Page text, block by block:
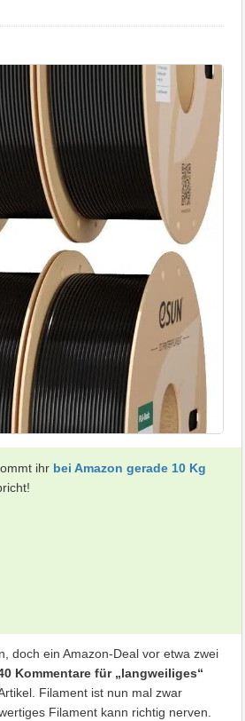
ihr bei Amazon gerade 10 Kg
doch ein Amazon-Deal vor etwa zwei
Kommentare für „langweiliges“
Filament ist nun mal zwar
Filament kann richtig nerven.